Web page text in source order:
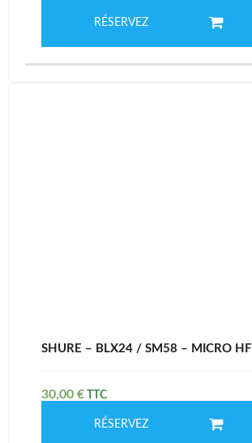
RÉSERVEZ
SHURE – BLX24 / SM58 – MICRO HF
30,00 €
RÉSERVEZ